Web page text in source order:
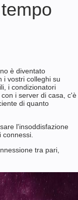
è diventato
i vostri colleghi su
i condizionatori
i server di casa, c'è
di quanto
l'insoddisfazione
tra pari,